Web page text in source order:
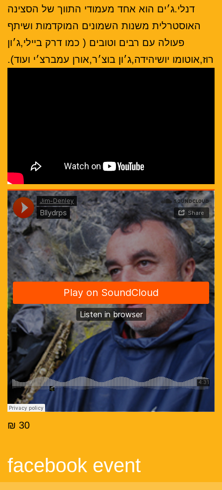
דנלי.ג׳ים הוא אחד מעמודי התווך של הסצינה
האוסטרלית משנות השמונים המוקדמות ושיתף
פעולה עם רבים וטובים ( כמו דרק ביילי,ג׳ון
רוז,אוטומו יושיהידה,ג׳ון בוצ׳ר,אורן עמברצ׳י ועוד).
30 ₪
facebook event